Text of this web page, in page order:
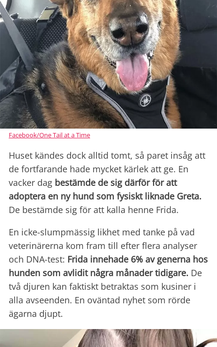
Facebook/One Tail at a Time
Huset kändes dock alltid tomt, så paret insåg att
de fortfarande hade mycket kärlek att ge. En
vacker dag bestämde de sig därför för att
adoptera en ny hund som fysiskt liknade Greta.
De bestämde sig för att kalla henne Frida.
En icke-slumpmässig likhet med tanke på vad
veterinärerna kom fram till efter flera analyser
och DNA-test: Frida innehade 6% av generna hos
hunden som avlidit några månader tidigare. De
två djuren kan faktiskt betraktas som kusiner i
alla avseenden. En oväntad nyhet som rörde
ägarna djupt.